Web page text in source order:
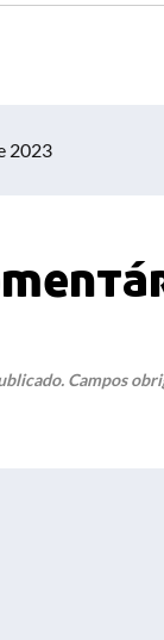
2023
Campos